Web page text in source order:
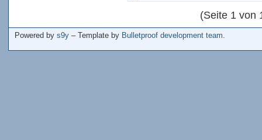
(Seite 1 von
Powered by s9y – Template by Bulletproof development team.